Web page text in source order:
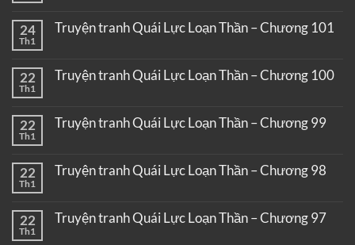
24
Th1
Truyện tranh Quái Lực Loạn Thần – Chương 101
22
Th1
Truyện tranh Quái Lực Loạn Thần – Chương 100
22
Th1
Truyện tranh Quái Lực Loạn Thần – Chương 99
22
Th1
Truyện tranh Quái Lực Loạn Thần – Chương 98
22
Th1
Truyện tranh Quái Lực Loạn Thần – Chương 97